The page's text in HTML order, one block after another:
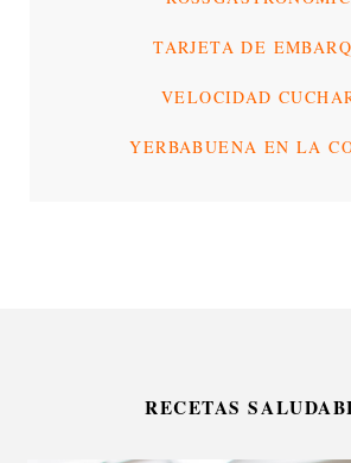
TARJETA DE
VELOCIDAD
YERBABUENA EN LA
RECETAS